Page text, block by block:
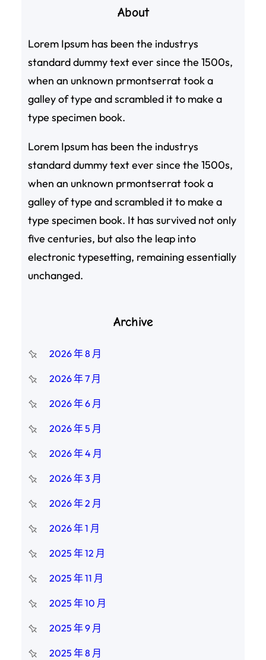
About
Lorem Ipsum has been the industrys
standard dummy text ever since the 1500s,
when an unknown prmontserrat took a
galley of type and scrambled it to make a
type specimen book.
Lorem Ipsum has been the industrys
standard dummy text ever since the 1500s,
when an unknown prmontserrat took a
galley of type and scrambled it to make a
type specimen book. It has survived not only
five centuries, but also the leap into
electronic typesetting, remaining essentially
unchanged.
Archive
2026 年 8 月
2026 年 7 月
2026 年 6 月
2026 年 5 月
2026 年 4 月
2026 年 3 月
2026 年 2 月
2026 年 1 月
2025 年 12 月
2025 年 11 月
2025 年 10 月
2025 年 9 月
2025 年 8 月